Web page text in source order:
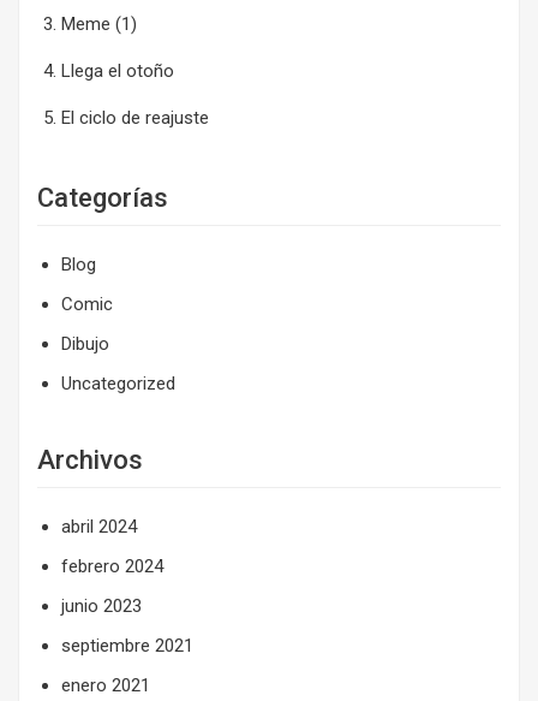
Meme (1)
Llega el otoño
El ciclo de reajuste
Categorías
Blog
Comic
Dibujo
Uncategorized
Archivos
abril 2024
febrero 2024
junio 2023
septiembre 2021
enero 2021